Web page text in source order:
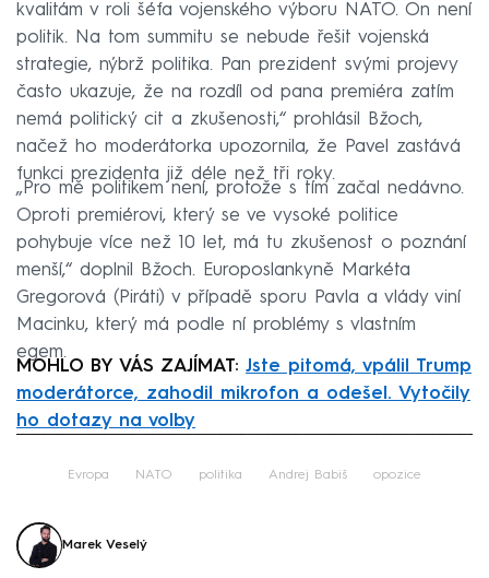
kvalitám v roli šéfa vojenského výboru NATO. On není
politik. Na tom summitu se nebude řešit vojenská
strategie, nýbrž politika. Pan prezident svými projevy
často ukazuje, že na rozdíl od pana premiéra zatím
nemá politický cit a zkušenosti,“ prohlásil Bžoch,
načež ho moderátorka upozornila, že Pavel zastává
funkci prezidenta již déle než tři roky.
„Pro mě politikem není, protože s tím začal nedávno.
Oproti premiérovi, který se ve vysoké politice
pohybuje více než 10 let, má tu zkušenost o poznání
menší,“ doplnil Bžoch. Europoslankyně Markéta
Gregorová (Piráti) v případě sporu Pavla a vlády viní
Macinku, který má podle ní problémy s vlastním
egem.
MOHLO BY VÁS ZAJÍMAT: Jste pitomá, vpálil Trump
moderátorce, zahodil mikrofon a odešel. Vytočily
ho dotazy na volby
Evropa NATO politika Andrej Babiš opozice
Marek Veselý